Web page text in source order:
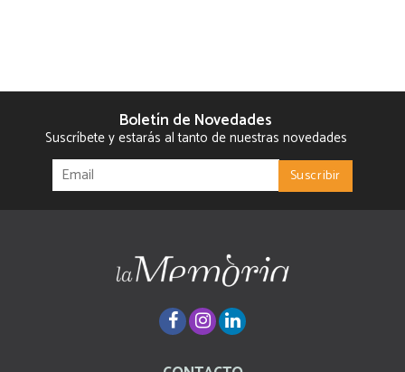
Boletín de Novedades
Suscríbete y estarás al tanto de nuestras novedades